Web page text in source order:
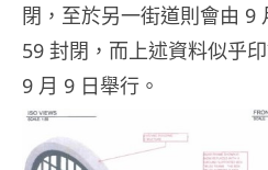
閉，至於另一街道則會由 9
59 封閉，而上述資料似乎
9 月 9 日舉行。